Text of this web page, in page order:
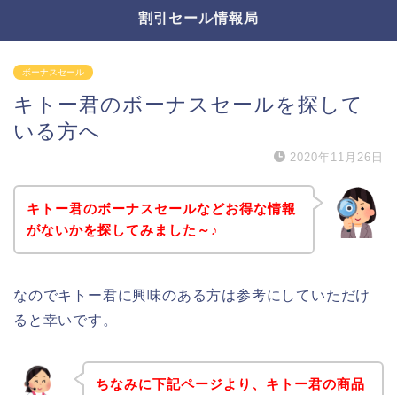
割引セール情報局
ボーナスセール
キトー君のボーナスセールを探して
いる方へ
2020年11月26日
キトー君のボーナスセールなどお得な情報
がないかを探してみました～♪
なのでキトー君に興味のある方は参考にしていただけ
ると幸いです。
ちなみに下記ページより、キトー君の商品